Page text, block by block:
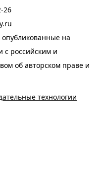
26
на
с российским и
об авторском праве и
технологии